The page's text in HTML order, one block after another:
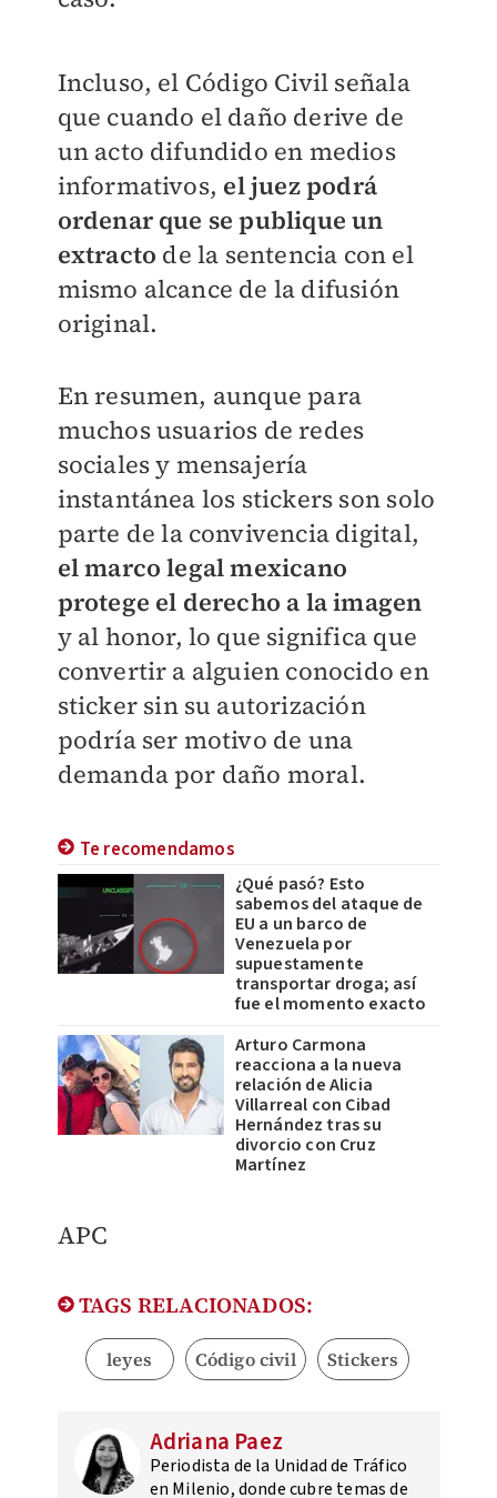
Incluso, el Código Civil señala
que cuando el daño derive de
un acto difundido en medios
informativos, el juez podrá
ordenar que se publique un
extracto de la sentencia con el
mismo alcance de la difusión
original.
En resumen, aunque para
muchos usuarios de redes
sociales y mensajería
instantánea los stickers son solo
parte de la convivencia digital,
el marco legal mexicano
protege el derecho a la imagen
y al honor, lo que significa que
convertir a alguien conocido en
sticker sin su autorización
podría ser motivo de una
demanda por daño moral.
Te recomendamos
¿Qué pasó? Esto
sabemos del ataque de
EU a un barco de
Venezuela por
supuestamente
transportar droga; así
fue el momento exacto
Arturo Carmona
reacciona a la nueva
relación de Alicia
Villarreal con Cibad
Hernández tras su
divorcio con Cruz
Martínez
APC
TAGS RELACIONADOS:
leyes Código civil Stickers
Adriana Paez
Periodista de la Unidad de Tráfico
en Milenio, donde cubre temas de